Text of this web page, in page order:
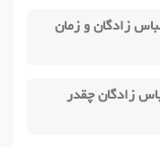
زادگان و زمان
زادگان چقدر